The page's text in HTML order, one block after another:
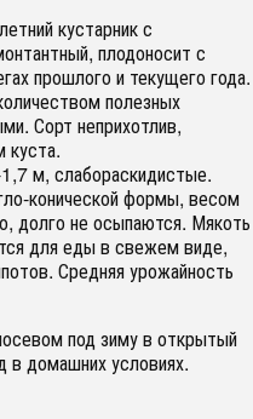
кустарник с
плодоносит с
прошлого и текущего года.
полезных
Сорт неприхотлив,
куста.
м, слабораскидистые.
конической формы, весом
долго не осыпаются. Мякоть
для еды в свежем виде,
Средняя урожайность
под зиму в открытый
в домашних условиях.